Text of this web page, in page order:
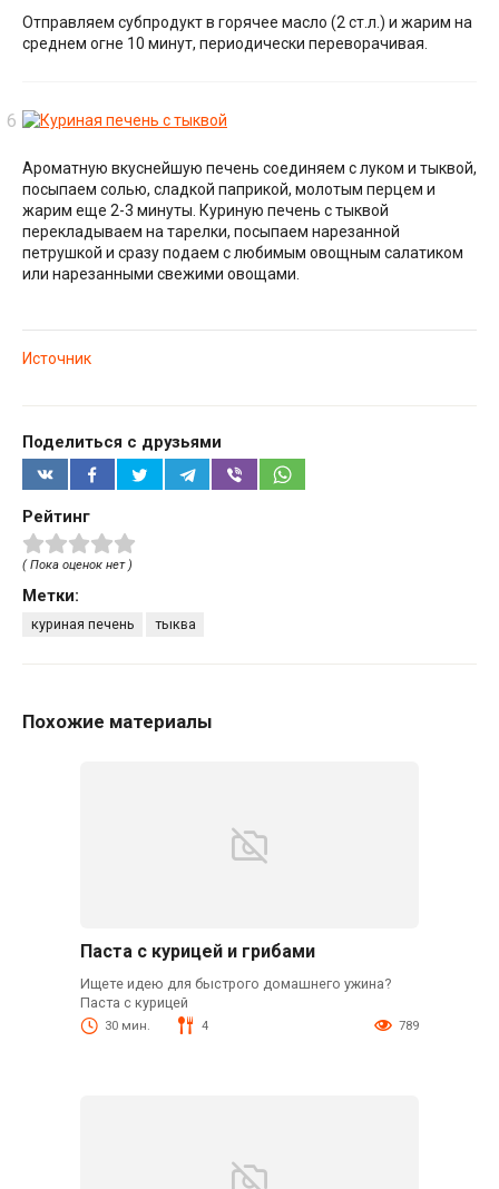
Отправляем субпродукт в горячее масло (2 ст.л.) и жарим на
среднем огне 10 минут, периодически переворачивая.
Ароматную вкуснейшую печень соединяем с луком и тыквой,
посыпаем солью, сладкой паприкой, молотым перцем и
жарим еще 2-3 минуты. Куриную печень с тыквой
перекладываем на тарелки, посыпаем нарезанной
петрушкой и сразу подаем с любимым овощным салатиком
или нарезанными свежими овощами.
Источник
Поделиться с друзьями
Рейтинг
( Пока оценок нет )
Метки:
куриная печень тыква
Похожие материалы
Паста с курицей и грибами
Ищете идею для быстрого домашнего ужина?
Паста с курицей
30 мин. 4 789